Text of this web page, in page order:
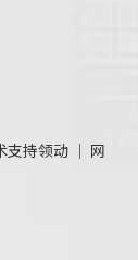
支持领动 ｜ 网